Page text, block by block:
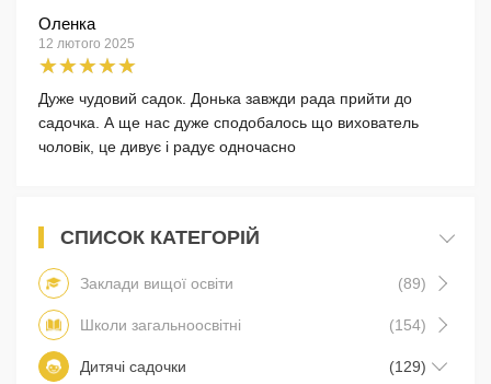
Оленка
12 лютого 2025
Дуже чудовий садок. Донька завжди рада прийти до
садочка. А ще нас дуже сподобалось що вихователь
чоловік, це дивує і радує одночасно
СПИСОК КАТЕГОРІЙ
Заклади вищої освіти (89)
Школи загальноосвітні (154)
Дитячі садочки (129)